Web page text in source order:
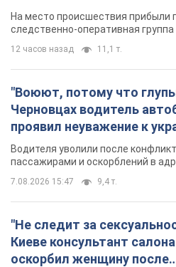
протокол. Видео
На место происшествия прибыли
следственно-оперативная группа
12 часов назад 11,1 т.
"Воюют, потому что
Черновцах водитель
проявил неуважение к
военным и поплатился за
Видео
Водителя уволили после
пассажирами и оскорблений в
7.08.2026 15:47 9,4 т.
"Не следит за
Киеве консультант
оскорбил женщину после